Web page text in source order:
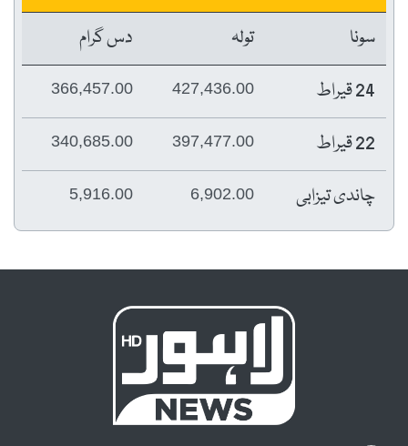
سونا
تولہ
دس گرام
24 قیراط
427,436.00
366,457.00
22 قیراط 397,477.00
340,685.00
چاندی تیزابی 6,902.00
5,916.00